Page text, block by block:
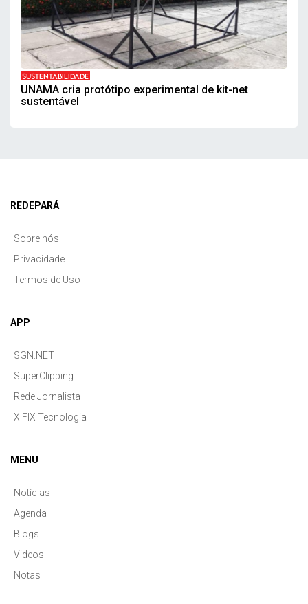
SUSTENTABILIDADE
UNAMA cria protótipo experimental de kit-net
sustentável
REDEPARÁ
Sobre nós
Privacidade
Termos de Uso
APP
SGN.NET
SuperClipping
Rede Jornalista
XIFIX Tecnologia
MENU
Notícias
Agenda
Blogs
Videos
Notas